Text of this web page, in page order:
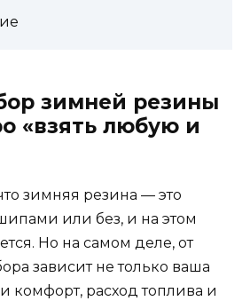
зимней резины
«взять любую и
зимняя резина — это
или без, и на этом
Но на самом деле, от
зависит не только ваша
комфорт, расход топлива и